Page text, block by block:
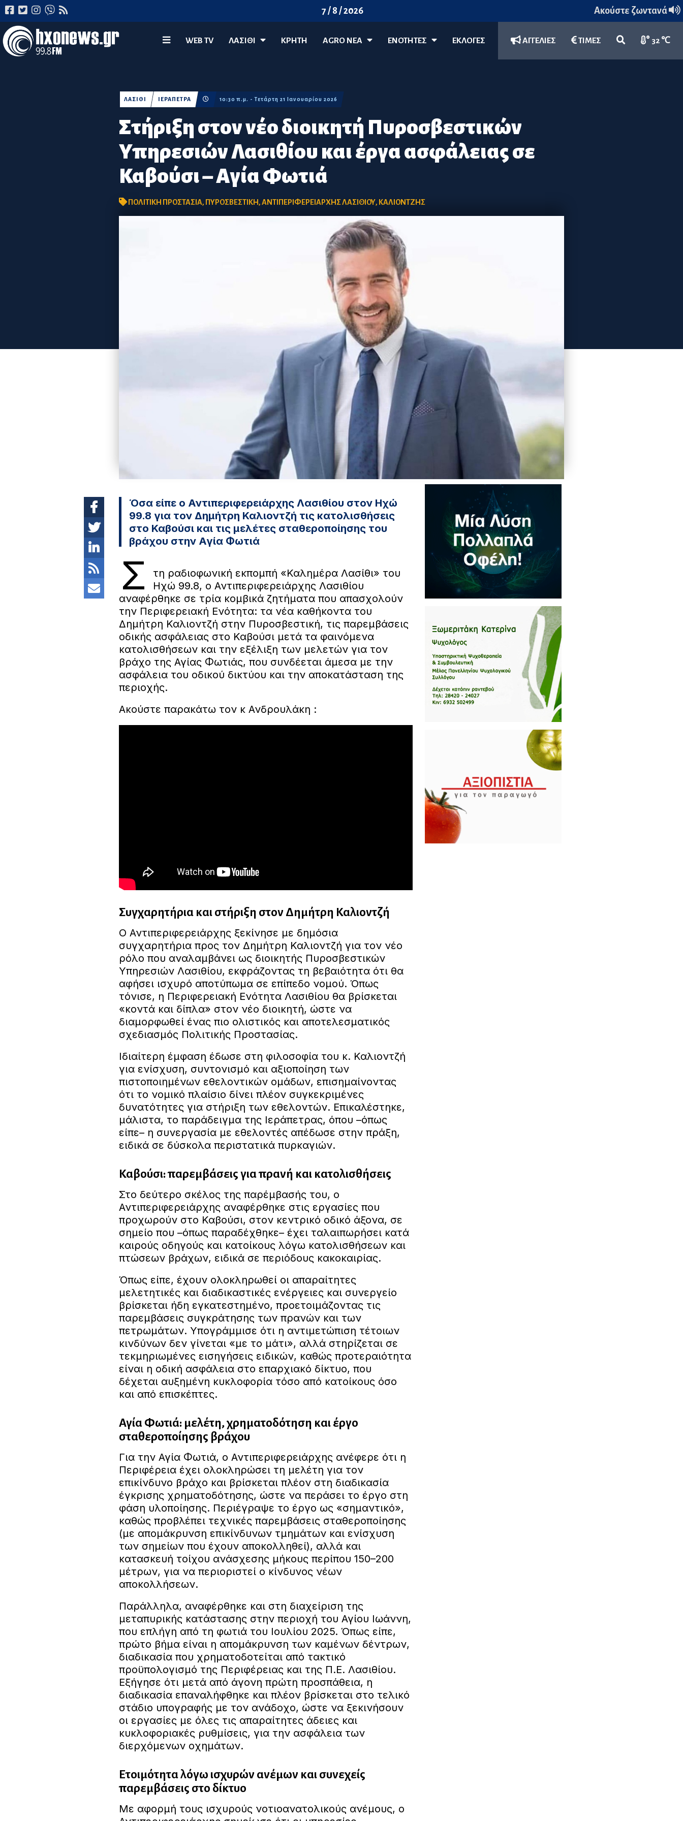
7 / 8 / 2026 Ακούστε ζωντανά
WEB TV ΛΑΣΊΘΙ ΚΡΗΤΗ AGRO ΝΈΑ ΕΝΟΤΗΤΕΣ ΕΚΛΟΓΕΣ ΑΓΓΕΛΙΕΣ ΤΙΜΕΣ 32 ℃
Στήριξη στον νέο διοικητή Πυροσβεστικών
Υπηρεσιών Λασιθίου και έργα ασφάλειας σε
Καβούσι – Αγία Φωτιά
ΛΑΣΙΘΙ ΙΕΡΑΠΕΤΡΑ 10:30 π.μ. - Τετάρτη 21 Ιανουαρίου 2026
ΠΟΛΙΤΙΚΗ ΠΡΟΣΤΑΣΙΑ, ΠΥΡΟΣΒΕΣΤΙΚΗ,ΑΝΤΙΠΕΡΙΦΕΡΕΙΑΡΧΗΣ ΛΑΣΙΘΙΟΥ, ΚΑΛΙΟΝΤΖΗΣ
Όσα είπε ο Αντιπεριφερειάρχης Λασιθίου στον Ηχώ
99.8 για τον Δημήτρη Καλιοντζή τις κατολισθήσεις
στο Καβούσι και τις μελέτες σταθεροποίησης του
βράχου στην Αγία Φωτιά
Σ
τη ραδιοφωνική εκπομπή «Καλημέρα Λασίθι» του
Ηχώ 99.8, ο Αντιπεριφερειάρχης Λασιθίου
αναφέρθηκε σε τρία κομβικά ζητήματα που απασχολούν
την Περιφερειακή Ενότητα: τα νέα καθήκοντα του
Δημήτρη Καλιοντζή στην Πυροσβεστική, τις παρεμβάσεις
οδικής ασφάλειας στο Καβούσι μετά τα φαινόμενα
κατολισθήσεων και την εξέλιξη των μελετών για τον
βράχο της Αγίας Φωτιάς, που συνδέεται άμεσα με την
ασφάλεια του οδικού δικτύου και την αποκατάσταση της
περιοχής.
Ακούστε παρακάτω τον κ Ανδρουλάκη :
Συγχαρητήρια και στήριξη στον Δημήτρη Καλιοντζή
Ο Αντιπεριφερειάρχης ξεκίνησε με δημόσια
συγχαρητήρια προς τον Δημήτρη Καλιοντζή για τον νέο
ρόλο που αναλαμβάνει ως διοικητής Πυροσβεστικών
Υπηρεσιών Λασιθίου, εκφράζοντας τη βεβαιότητα ότι θα
αφήσει ισχυρό αποτύπωμα σε επίπεδο νομού. Όπως
τόνισε, η Περιφερειακή Ενότητα Λασιθίου θα βρίσκεται
«κοντά και δίπλα» στον νέο διοικητή, ώστε να
διαμορφωθεί ένας πιο ολιστικός και αποτελεσματικός
σχεδιασμός Πολιτικής Προστασίας.
Ιδιαίτερη έμφαση έδωσε στη φιλοσοφία του κ. Καλιοντζή
για ενίσχυση, συντονισμό και αξιοποίηση των
πιστοποιημένων εθελοντικών ομάδων, επισημαίνοντας
ότι το νομικό πλαίσιο δίνει πλέον συγκεκριμένες
δυνατότητες για στήριξη των εθελοντών. Επικαλέστηκε,
μάλιστα, το παράδειγμα της Ιεράπετρας, όπου –όπως
είπε– η συνεργασία με εθελοντές απέδωσε στην πράξη,
ειδικά σε δύσκολα περιστατικά πυρκαγιών.
Καβούσι: παρεμβάσεις για πρανή και κατολισθήσεις
Στο δεύτερο σκέλος της παρέμβασής του, ο
Αντιπεριφερειάρχης αναφέρθηκε στις εργασίες που
προχωρούν στο Καβούσι, στον κεντρικό οδικό άξονα, σε
σημείο που –όπως παραδέχθηκε– έχει ταλαιπωρήσει κατά
καιρούς οδηγούς και κατοίκους λόγω κατολισθήσεων και
πτώσεων βράχων, ειδικά σε περιόδους κακοκαιρίας.
Όπως είπε, έχουν ολοκληρωθεί οι απαραίτητες
μελετητικές και διαδικαστικές ενέργειες και συνεργείο
βρίσκεται ήδη εγκατεστημένο, προετοιμάζοντας τις
παρεμβάσεις συγκράτησης των πρανών και των
πετρωμάτων. Υπογράμμισε ότι η αντιμετώπιση τέτοιων
κινδύνων δεν γίνεται «με το μάτι», αλλά στηρίζεται σε
τεκμηριωμένες εισηγήσεις ειδικών, καθώς προτεραιότητα
είναι η οδική ασφάλεια στο επαρχιακό δίκτυο, που
δέχεται αυξημένη κυκλοφορία τόσο από κατοίκους όσο
και από επισκέπτες.
Αγία Φωτιά: μελέτη, χρηματοδότηση και έργο
σταθεροποίησης βράχου
Για την Αγία Φωτιά, ο Αντιπεριφερειάρχης ανέφερε ότι η
Περιφέρεια έχει ολοκληρώσει τη μελέτη για τον
επικίνδυνο βράχο και βρίσκεται πλέον στη διαδικασία
έγκρισης χρηματοδότησης, ώστε να περάσει το έργο στη
φάση υλοποίησης. Περιέγραψε το έργο ως «σημαντικό»,
καθώς προβλέπει τεχνικές παρεμβάσεις σταθεροποίησης
(με απομάκρυνση επικίνδυνων τμημάτων και ενίσχυση
των σημείων που έχουν αποκολληθεί), αλλά και
κατασκευή τοίχου ανάσχεσης μήκους περίπου 150–200
μέτρων, για να περιοριστεί ο κίνδυνος νέων
αποκολλήσεων.
Παράλληλα, αναφέρθηκε και στη διαχείριση της
μεταπυρικής κατάστασης στην περιοχή του Αγίου Ιωάννη,
που επλήγη από τη φωτιά του Ιουλίου 2025. Όπως είπε,
πρώτο βήμα είναι η απομάκρυνση των καμένων δέντρων,
διαδικασία που χρηματοδοτείται από τακτικό
προϋπολογισμό της Περιφέρειας και της Π.Ε. Λασιθίου.
Εξήγησε ότι μετά από άγονη πρώτη προσπάθεια, η
διαδικασία επαναλήφθηκε και πλέον βρίσκεται στο τελικό
στάδιο υπογραφής με τον ανάδοχο, ώστε να ξεκινήσουν
οι εργασίες με όλες τις απαραίτητες άδειες και
κυκλοφοριακές ρυθμίσεις, για την ασφάλεια των
διερχόμενων οχημάτων.
Ετοιμότητα λόγω ισχυρών ανέμων και συνεχείς
παρεμβάσεις στο δίκτυο
Με αφορμή τους ισχυρούς νοτιοανατολικούς ανέμους, ο